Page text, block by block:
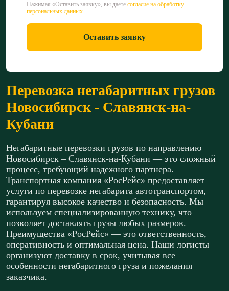
Перевозка негабаритных грузов
Новосибирск - Славянск-на-
Кубани
Негабаритные перевозки грузов по направлению
Новосибирск – Славянск-на-Кубани — это сложный
процесс, требующий надежного партнера.
Транспортная компания «РосРейс» предоставляет
услуги по перевозке негабарита автотранспортом,
гарантируя высокое качество и безопасность. Мы
используем специализированную технику, что
позволяет доставлять грузы любых размеров.
Преимущества «РосРейс» — это ответственность,
оперативность и оптимальная цена. Наши логисты
организуют доставку в срок, учитывая все
особенности негабаритного груза и пожелания
заказчика.
Нажимая «Оставить заявку», вы даете согласие на обработку
персональных данных
Оставить заявку